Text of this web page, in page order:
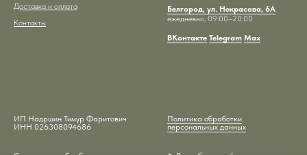
Доставка и оплата
Контакты
Белгород, ул. Некрасова, 6А
ежедневно, 09:00–20:00
ВКонтакте Telegram Max
ИП Надршин Тимур Фаритович
ИНН 026308094686
Политика обработки
персональных данных